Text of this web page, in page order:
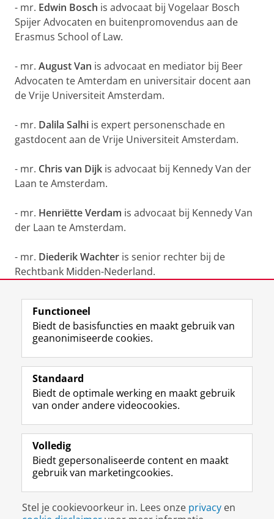
- mr. Edwin Bosch is advocaat bij Vogelaar Bosch
Spijer Advocaten en buitenpromovendus aan de
Erasmus School of Law.
- mr. August Van is advocaat en mediator bij Beer
Advocaten te Amterdam en universitair docent aan
de Vrije Universiteit Amsterdam.
- mr. Dalila Salhi is expert personenschade en
gastdocent aan de Vrije Universiteit Amsterdam.
- mr. Chris van Dijk is advocaat bij Kennedy Van der
Laan te Amsterdam.
- mr. Henriëtte Verdam is advocaat bij Kennedy Van
der Laan te Amsterdam.
- mr. Diederik Wachter is senior rechter bij de
Rechtbank Midden-Nederland.
Laatst gewijzigd: 18 juni 2025 11:51
Volg de RUG
F
a
e
b
o
p
a
i
n
L
i
k
e
I
-
p
g
i
R
S
-
f
e
R
k
s
I
n
t
r
m
c
c
Y
o
T
e
k
a
a
Studiekiezers
Alumni
Over ons
Disclaimer & Copyright
Inloggen
Functioneel
Biedt de basisfuncties en maakt gebruik van
geanonimiseerde cookies.
Standaard
Biedt de optimale werking en maakt gebruik
van onder andere videocookies.
Volledig
Biedt gepersonaliseerde content en maakt
gebruik van marketingcookies.
Stel je cookievoorkeur in. Lees onze privacy en